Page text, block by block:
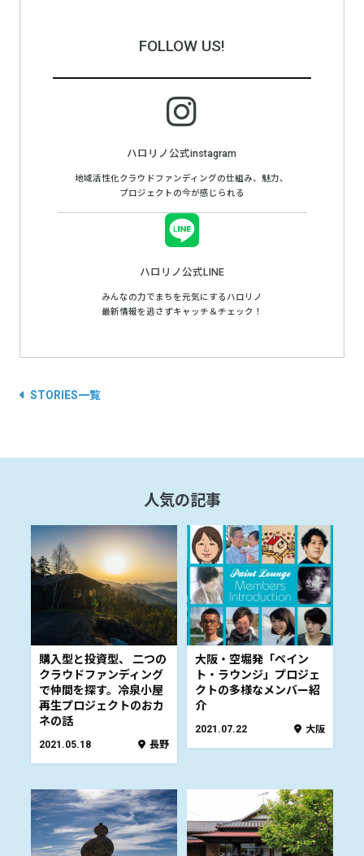
FOLLOW US!
ハロリノ公式instagram
地域活性化クラウドファンディングの仕組み、魅力、
プロジェクトの今が感じられる
ハロリノ公式LINE
みんなの力でまちを元気にするハロリノ
最新情報を逃さずキャッチ＆チェック！
STORIES一覧
人気の記事
購入型と投資型、 二つの
クラウドファンディング
で仲間を探す。冷泉小屋
再生プロジェクトのおカ
ネの話
2021.05.18 長野
大阪・空堀発「ペイン
ト・ラウンジ」プロジェ
クトの多様なメンバー紹
介
2021.07.22 大阪